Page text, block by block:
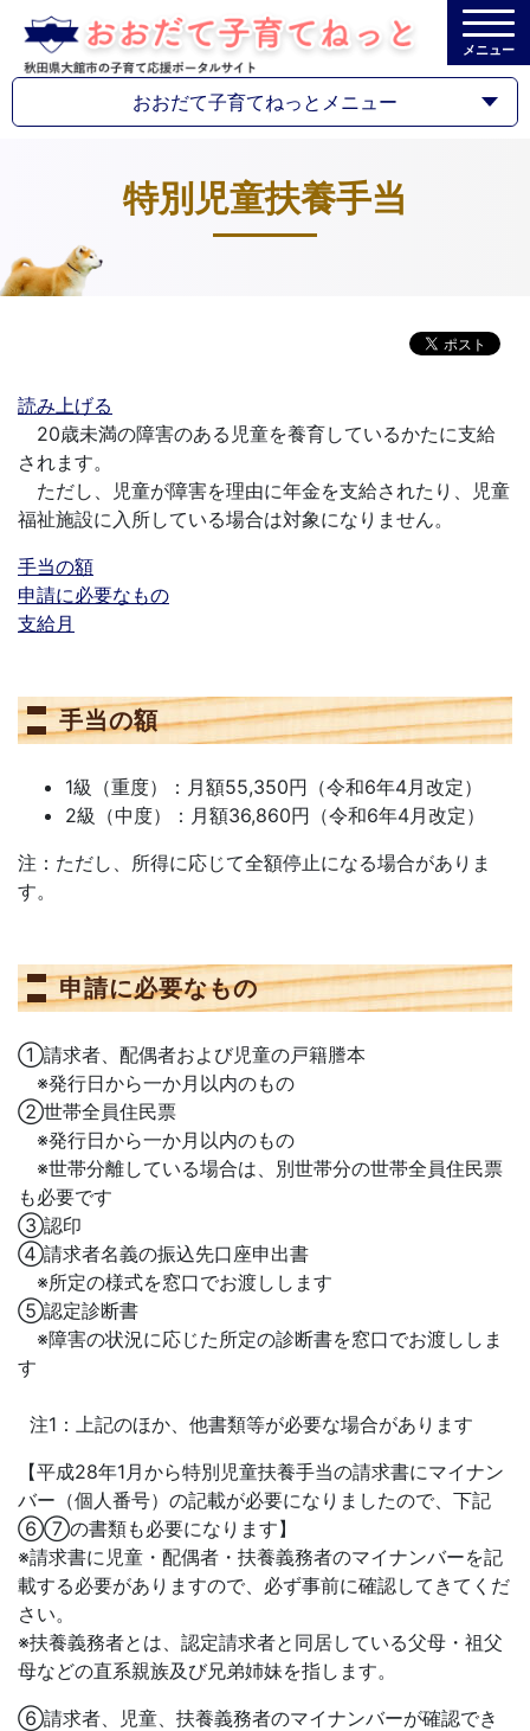
メニュー
おおだて子育てねっとメニュー
特別児童扶養手当
読み上げる
20歳未満の障害のある児童を養育しているかたに支給
されます。
ただし、児童が障害を理由に年金を支給されたり、児童
福祉施設に入所している場合は対象になりません。
手当の額
申請に必要なもの
支給月
手当の額
1級（重度）：月額55,350円（令和6年4月改定）
2級（中度）：月額36,860円（令和6年4月改定）
注：ただし、所得に応じて全額停止になる場合がありま
す。
申請に必要なもの
①請求者、配偶者および児童の戸籍謄本
※発行日から一か月以内のもの
②世帯全員住民票
※発行日から一か月以内のもの
※世帯分離している場合は、別世帯分の世帯全員住民票
も必要です
③認印
④請求者名義の振込先口座申出書
※所定の様式を窓口でお渡しします
⑤認定診断書
※障害の状況に応じた所定の診断書を窓口でお渡ししま
す
注1：上記のほか、他書類等が必要な場合があります
【平成28年1月から特別児童扶養手当の請求書にマイナン
バー（個人番号）の記載が必要になりましたので、下記
⑥⑦の書類も必要になります】
※請求書に児童・配偶者・扶養義務者のマイナンバーを記
載する必要がありますので、必ず事前に確認してきてくだ
さい。
※扶養義務者とは、認定請求者と同居している父母・祖父
母などの直系親族及び兄弟姉妹を指します。
⑥請求者、児童、扶養義務者のマイナンバーが確認でき